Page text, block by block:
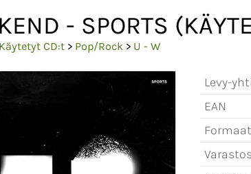
- SPORTS
Käytetyt CD:t > Pop/Rock > U - W
Levy-
EAN